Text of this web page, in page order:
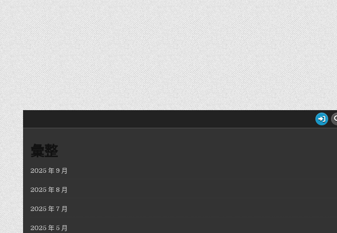
彙整
2025 年 9 月
2025 年 8 月
2025 年 7 月
2025 年 5 月